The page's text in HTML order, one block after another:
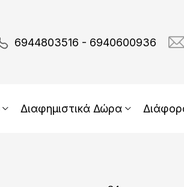
6944803516 - 6940600936
Διαφημιστικά Δώρα